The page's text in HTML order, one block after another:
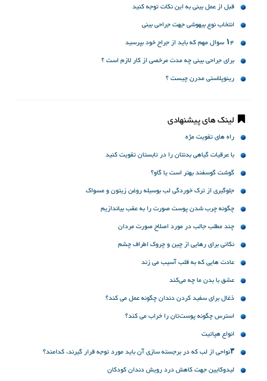
قبل از عمل بینی به این نکات توجه کنید
انتخاب نوع بیهوشی جهت جراحی بینی
۱۴ سوال مهم که باید از جراح خود بپرسید
برای جراحی بینی چه مدت مرخصی از کار لازم است ؟
رینوپلاستی مدرن چیست ؟
لینک های پیشنهادی
راه های تقویت مژه
با عرقیات گیاهی بدنتان را در تابستان تقویت کنید
گوشت گوسفند بهتر است یا گاو؟
جلوگیری از ترک خوردگی لب بوسیله روغن زیتون و مسواک
چگونه چرب شدن پوست صورت را به عقب بیاندازیم
چند مطلب جالب در مورد اصلاح صورت مردان
نکاتی برای رهایی از چین و چروک اطراف چشم
عادت هایی که به قلب آسیب می زند
عشق با بدن ما چه می‌کند
ذغال برای سفید کردن دندان چگونه عمل می کند؟
استرس چگونه پوست‌تان را خراب می کند؟
انواع هپاتیت
۳نواحی از لب که در برجسته سازی آن باید مورد توجه قرار گیرند، کدامند؟
لیدوکایین جهت کاهش درد رویش دندان کودکان